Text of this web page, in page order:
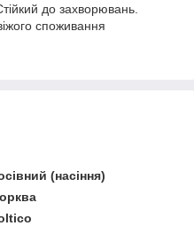
до захворювань.
споживання
(насіння)